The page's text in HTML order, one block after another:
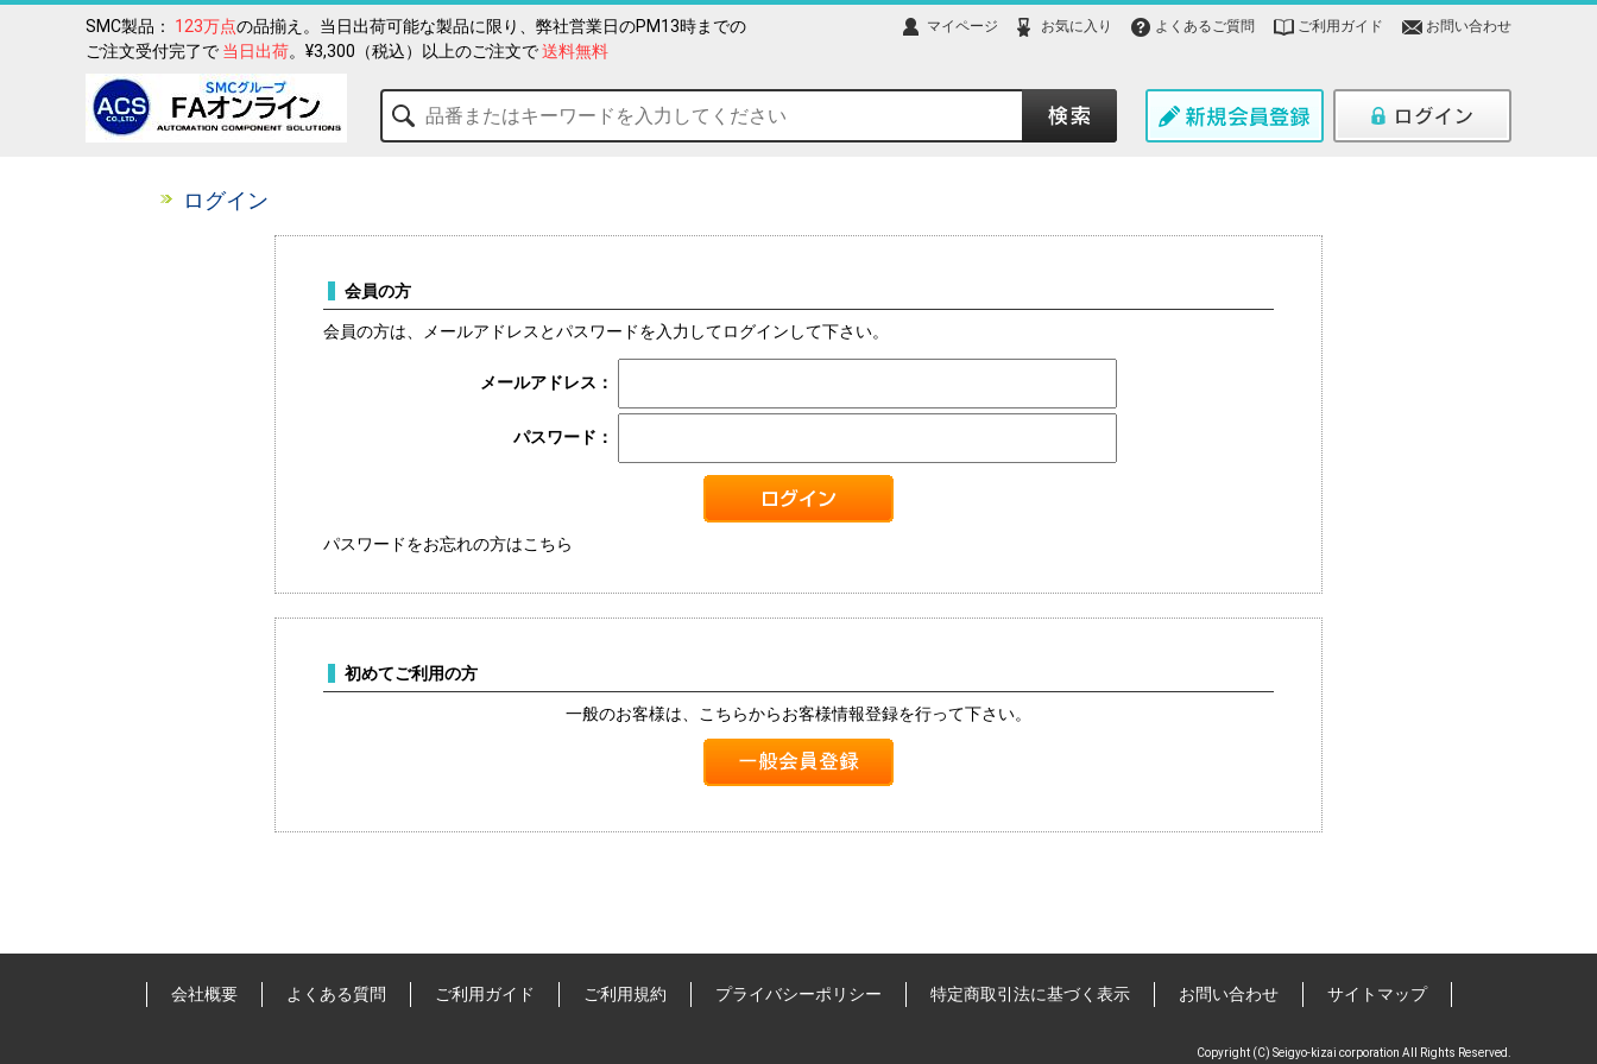
SMC製品： 123万点の品揃え。当日出荷可能な製品に限り、弊社営業日のPM13時までの
ご注文受付完了で 当日出荷。¥3,300（税込）以上のご注文で送料無料
マイページ お気に入り よくあるご質問 ご利用ガイド お問い合わせ
ログイン
会員の方
会員の方は、メールアドレスとパスワードを入力してログインして下さい。
メールアドレス：
パスワード：
パスワードをお忘れの方はこちら
初めてご利用の方
一般のお客様は、こちらからお客様情報登録を行って下さい。
会社概要 よくある質問 ご利用ガイド ご利用規約 プライバシーポリシー 特定商取引法に基づく表示 お問い合わせ サイトマップ
Copyright (C) Seigyo-kizai corporation All Rights Reserved.